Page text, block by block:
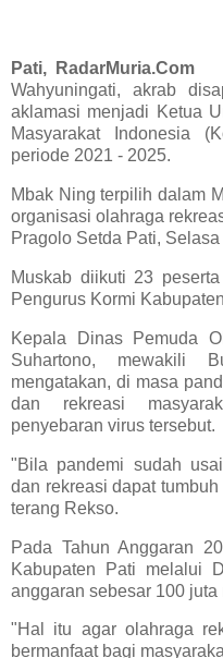
Pati, RadarMuria.Com
Wahyuningati, akrab
aklamasi menjadi Ketua
Masyarakat Indonesia
periode 2021 - 2025.
Mbak Ning terpilih dalam
organisasi olahraga
Pragolo Setda Pati, Selasa
Muskab diikuti 23
Pengurus Kormi
Kepala Dinas Pemuda
Suhartono, mewakili
mengatakan, di masa
dan rekreasi
penyebaran virus tersebut.
"Bila pandemi sudah
dan rekreasi dapat
terang Rekso.
Pada Tahun Anggaran
Kabupaten Pati melalui
anggaran sebesar 100
"Hal itu agar olahraga
bermanfaat bagi